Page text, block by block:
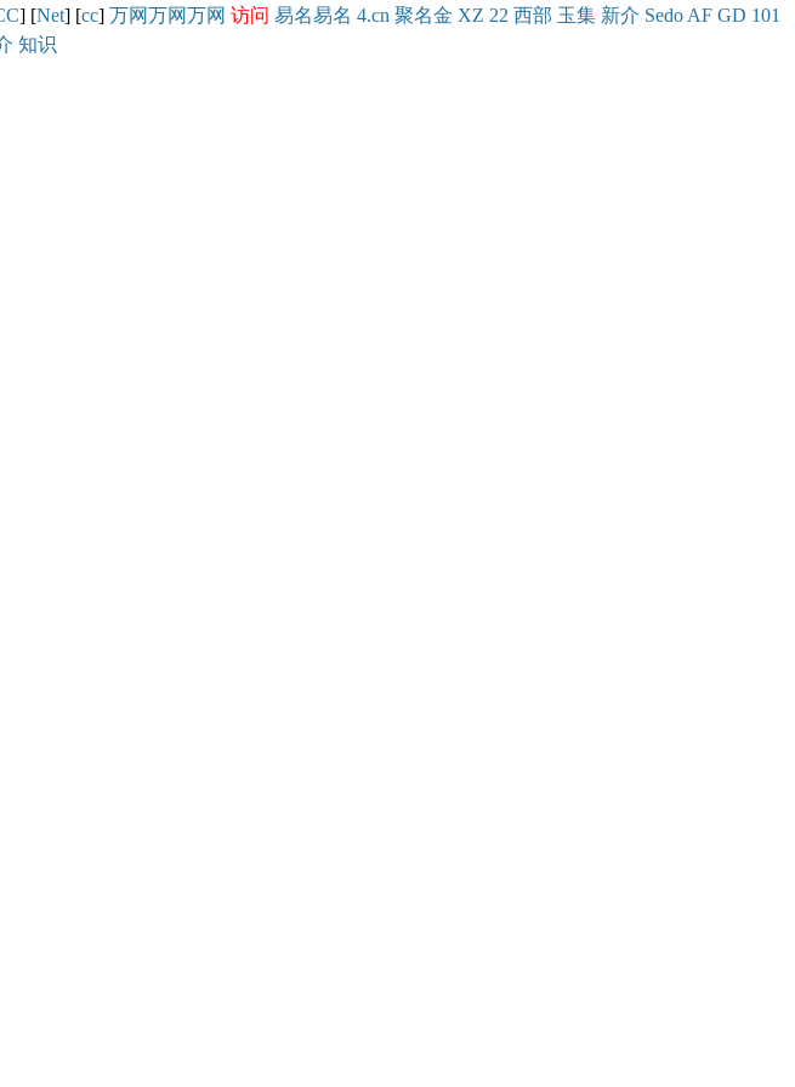
] [Net] [cc] 万网万网万网 访问 易名易名 4.cn 聚名金 XZ 22 西部 玉集 新介 Sedo AF GD 101
知识